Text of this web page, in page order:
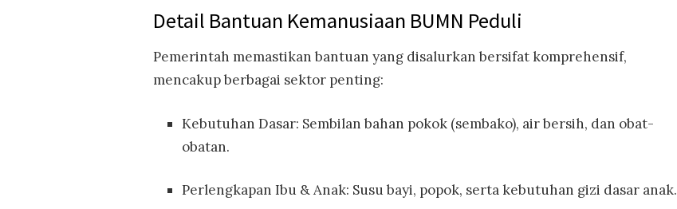
Detail Bantuan Kemanusiaan BUMN Peduli
Pemerintah memastikan bantuan yang disalurkan bersifat komprehensif,
mencakup berbagai sektor penting:
Kebutuhan Dasar: Sembilan bahan pokok (sembako), air bersih, dan obat-
obatan.
Perlengkapan Ibu & Anak: Susu bayi, popok, serta kebutuhan gizi dasar anak.